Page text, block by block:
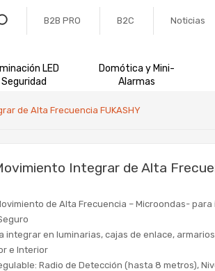
B2B PRO B2C Noticias
LED
Seguridad
Domótica y Mini-
Alarmas
de Alta Frecuencia FUKASHY
Integrar de Alta
de Alta Frecuencia – Microondas-
integrar en luminarias, cajas de enlace,
e Interior
Radio de Detección (hasta 8 metros),